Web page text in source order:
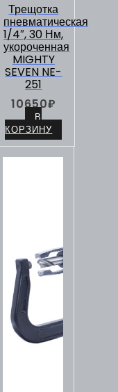
Трещотка
пневматическая
1/4″, 30 Нм,
укороченная
MIGHTY
SEVEN NE-
251
10650₽
В
КОРЗИНУ